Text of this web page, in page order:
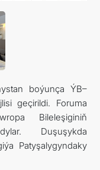
boýunça ÝB–
geçirildi. Foruma
Bileleşiginiň
Duşuşykda
Patyşalygyndaky